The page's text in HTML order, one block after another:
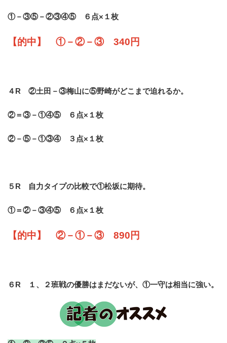
①－③⑤－②③④⑤ ６点×１枚
【的中】 ①－②－③ 340円
４R ②土田－③梅山に⑤野崎がどこまで迫れるか。
②＝③－①④⑤ ６点×１枚
②－⑤－①③④ ３点×１枚
５R 自力タイプの比較で①松坂に期待。
①＝②－③④⑤ ６点×１枚
【的中】 ②－①－③ 890円
６R １、２班戦の優勝はまだないが、①一守は相当に強い。